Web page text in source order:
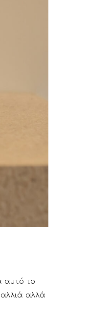
αυτό το
αλλά